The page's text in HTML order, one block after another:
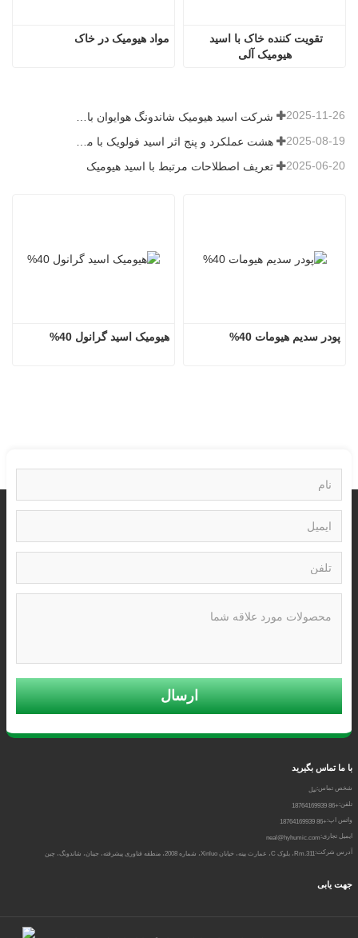
مواد هیومیک در خاک
هیومیک آلی
2025-11-26
2025-08-19
تعریف اصطلاحات مرتبط با اسید هیومیک 2025-06-20
هیومیک اسید گرانول 40% پودر سدیم هیومات 40%
ارسال
با ما تماس بگیرید
شخص تماس:نیل
تلفن:+86 18764169939
واتس اپ:+86 18764169939
ایمیل تجاری:neal@hyhumic.com
آدرس شرکت:Rm.311، بلوک C، عمارت یینه، خیابان Xinluo، شماره 2008، منطقه فناوری پیشرفته، جینان، شاندونگ، چین
جهت یابی